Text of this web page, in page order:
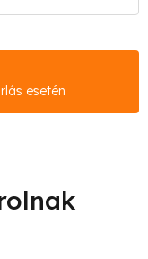
esetén